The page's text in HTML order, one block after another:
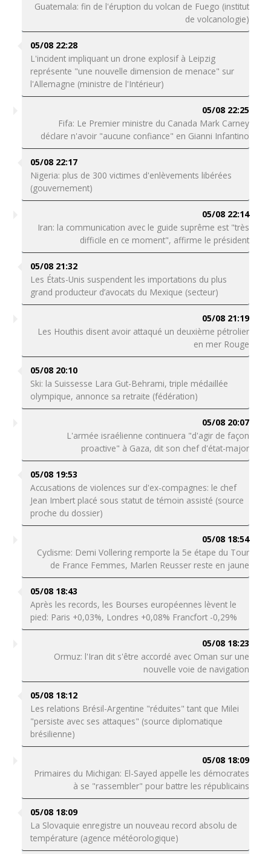
Guatemala: fin de l'éruption du volcan de Fuego (institut
de volcanologie)
05/08 22:28
L'incident impliquant un drone explosif à Leipzig
représente "une nouvelle dimension de menace" sur
l'Allemagne (ministre de l'Intérieur)
05/08 22:25
Fifa: Le Premier ministre du Canada Mark Carney
déclare n'avoir "aucune confiance" en Gianni Infantino
05/08 22:17
Nigeria: plus de 300 victimes d'enlèvements libérées
(gouvernement)
05/08 22:14
Iran: la communication avec le guide suprême est "très
difficile en ce moment", affirme le président
05/08 21:32
Les États-Unis suspendent les importations du plus
grand producteur d’avocats du Mexique (secteur)
05/08 21:19
Les Houthis disent avoir attaqué un deuxième pétrolier
en mer Rouge
05/08 20:10
Ski: la Suissesse Lara Gut-Behrami, triple médaillée
olympique, annonce sa retraite (fédération)
05/08 20:07
L'armée israélienne continuera "d'agir de façon
proactive" à Gaza, dit son chef d'état-major
05/08 19:53
Accusations de violences sur d'ex-compagnes: le chef
Jean Imbert placé sous statut de témoin assisté (source
proche du dossier)
05/08 18:54
Cyclisme: Demi Vollering remporte la 5e étape du Tour
de France Femmes, Marlen Reusser reste en jaune
05/08 18:43
Après les records, les Bourses européennes lèvent le
pied: Paris +0,03%, Londres +0,08% Francfort -0,29%
05/08 18:23
Ormuz: l'Iran dit s'être accordé avec Oman sur une
nouvelle voie de navigation
05/08 18:12
Les relations Brésil-Argentine "réduites" tant que Milei
"persiste avec ses attaques" (source diplomatique
brésilienne)
05/08 18:09
Primaires du Michigan: El-Sayed appelle les démocrates
à se "rassembler" pour battre les républicains
05/08 18:09
La Slovaquie enregistre un nouveau record absolu de
température (agence météorologique)